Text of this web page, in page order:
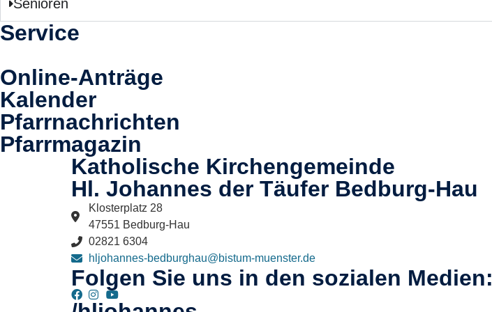
Senioren
Service
Online-Anträge
Kalender
Pfarrnachrichten
Pfarrmagazin
Katholische Kirchengemeinde
Hl. Johannes der Täufer Bedburg-Hau​
Klosterplatz 28
47551 Bedburg-Hau
02821 6304
hljohannes-bedburghau@bistum-muenster.de
Folgen Sie uns in den sozialen Medien: